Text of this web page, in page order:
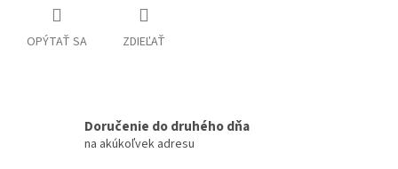
OPÝTAŤ SA ZDIEĽAŤ
Doručenie do druhého dňa
na akúkoľvek adresu